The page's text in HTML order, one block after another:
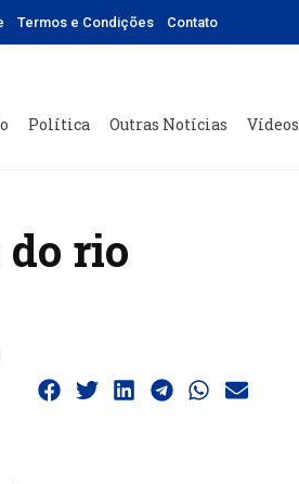
Termos e Condições Contato
Política Outras Notícias Vídeos
do rio